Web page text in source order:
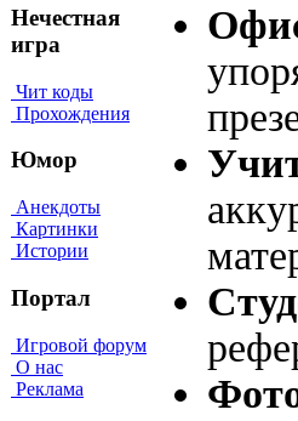
Нечестная
игра
Чит коды
Прохождения
Юмор
Анекдоты
Картинки
Истории
Портал
Игровой форум
О нас
Реклама